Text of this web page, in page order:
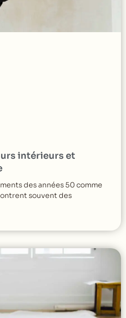
intérieurs et
des années 50 comme
souvent des